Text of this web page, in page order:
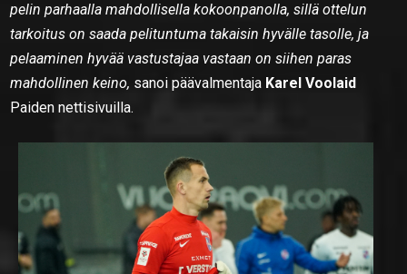
pelin parhaalla mahdollisella kokoonpanolla, sillä ottelun
tarkoitus on saada pelituntuma takaisin hyvälle tasolle, ja
pelaaminen hyvää vastustajaa vastaan on siihen paras
mahdollinen keino, sanoi päävalmentaja Karel Voolaid
Paiden nettisivuilla.